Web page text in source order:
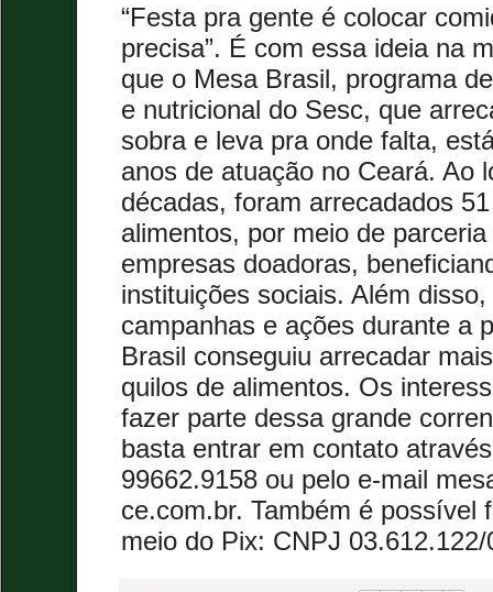
“Festa pra gente é colocar
precisa”. É com essa ideia na
que o Mesa Brasil, programa
e nutricional do Sesc, que
sobra e leva pra onde falta,
anos de atuação no Ceará. Ao
décadas, foram arrecadados
alimentos, por meio de
empresas doadoras,
instituições sociais. Além
campanhas e ações durante a
Brasil conseguiu arrecadar
quilos de alimentos. Os
fazer parte dessa grande
basta entrar em contato
99662.9158 ou pelo e-mail
ce.com.br. Também é possível
meio do Pix: CNPJ